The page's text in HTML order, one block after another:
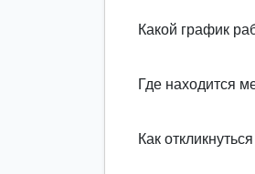
Какой график
Где находится
Как